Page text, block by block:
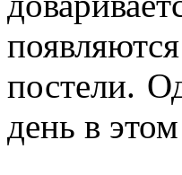
постели.
день в